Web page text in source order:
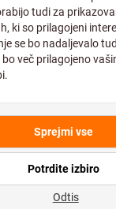
za poslovne
10-20
%Popust %
več izdelkov?
DMC-kode